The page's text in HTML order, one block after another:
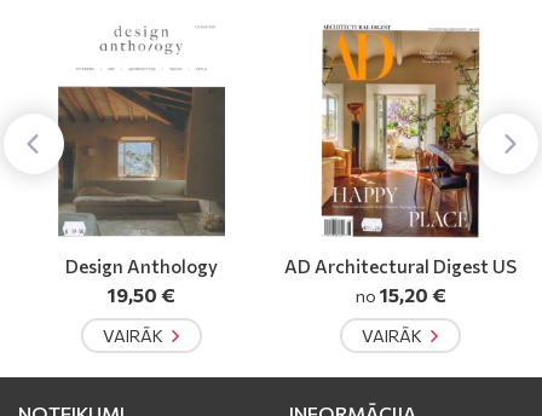
AD Architectural Digest US
no15,20 €
VAIRĀK
The English Garden komplekt
s
15,00 €
VAIRĀK